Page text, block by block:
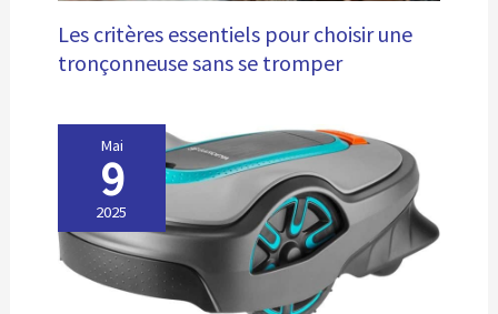
Les critères essentiels pour choisir une
tronçonneuse sans se tromper
Mai
9
2025